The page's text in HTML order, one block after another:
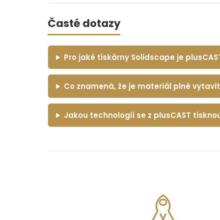
Časté dotazy
Pro jaké tiskárny Solidscape je
Co znamená, že je materiál plně
Jakou technologií se z plusCAST